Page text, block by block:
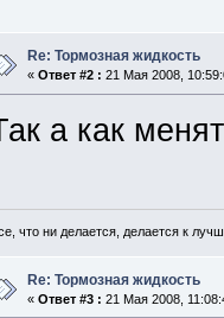
Re: Тормозная жидкость
«Ответ #2 : 21 Мая 2008,
а как
что ни делается, делается к
Re: Тормозная жидкость
«Ответ #3 : 21 Мая 2008,